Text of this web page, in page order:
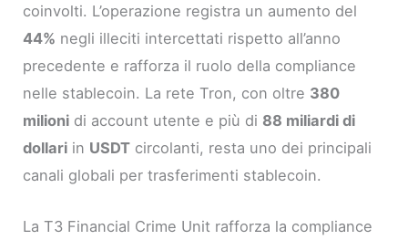
coinvolti. L’operazione registra un aumento del
44% negli illeciti intercettati rispetto all’anno
precedente e rafforza il ruolo della compliance
nelle stablecoin. La rete Tron, con oltre 380
milioni di account utente e più di 88 miliardi di
dollari in USDT circolanti, resta uno dei principali
canali globali per trasferimenti stablecoin.
La T3 Financial Crime Unit rafforza la compliance